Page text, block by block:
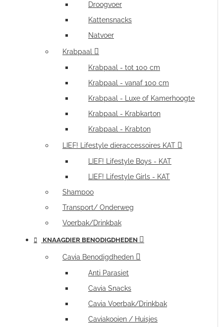
Droogvoer
Kattensnacks
Natvoer
Krabpaal
Krabpaal - tot 100 cm
Krabpaal - vanaf 100 cm
Krabpaal - Luxe of Kamerhoogte
Krabpaal - Krabkarton
Krabpaal - Krabton
LIEF! Lifestyle dieraccessoires KAT
LIEF! Lifestyle Boys - KAT
LIEF! Lifestyle Girls - KAT
Shampoo
Transport/ Onderweg
Voerbak/Drinkbak
KNAAGDIER BENODIGDHEDEN
Cavia Benodigdheden
Anti Parasiet
Cavia Snacks
Cavia Voerbak/Drinkbak
Caviakooien / Huisjes